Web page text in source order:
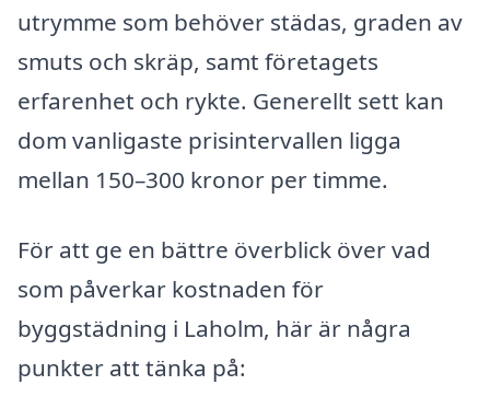
utrymme som behöver städas, graden av
smuts och skräp, samt företagets
erfarenhet och rykte. Generellt sett kan
dom vanligaste prisintervallen ligga
mellan 150–300 kronor per timme.
För att ge en bättre överblick över vad
som påverkar kostnaden för
byggstädning i Laholm, här är några
punkter att tänka på: